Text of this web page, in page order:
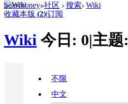
Searchoney»社区 › 搜索› Wiki
收藏本版 (2)|订阅
Wiki 今日: 0|主题:
不限
中文